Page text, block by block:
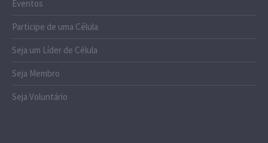
Eventos
Participe de uma Célula
Seja um Líder de Célula
Seja Membro
Seja Voluntário